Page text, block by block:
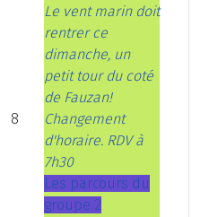
8
Le vent marin doit
rentrer ce
dimanche, un
petit tour du coté
de Fauzan!
Changement
d'horaire. RDV à
7h30
Les parcours du
groupe 2